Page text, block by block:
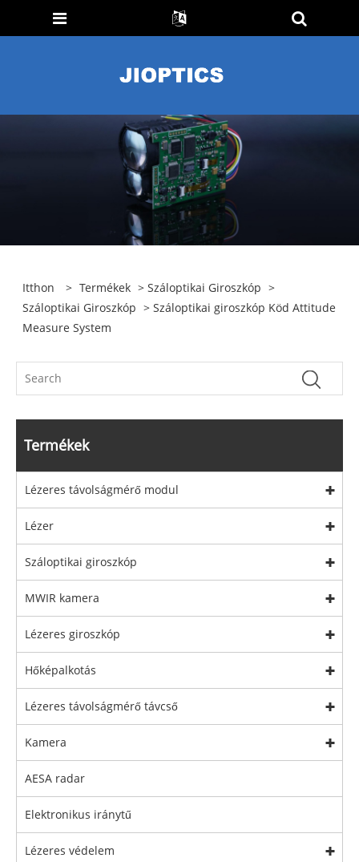
Itthon > Termékek >Száloptikai Giroszkóp >
Száloptikai Giroszkóp > Száloptikai giroszkóp Köd Attitude
Measure System
Termékek
Lézeres távolságmérő modul
Lézer
Száloptikai giroszkóp
MWIR kamera
Lézeres giroszkóp
Hőképalkotás
Lézeres távolságmérő távcső
Kamera
AESA radar
Elektronikus iránytű
Lézeres védelem